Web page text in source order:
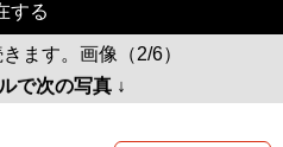
する
ます。画像（2/6）
で次の写真 ↓